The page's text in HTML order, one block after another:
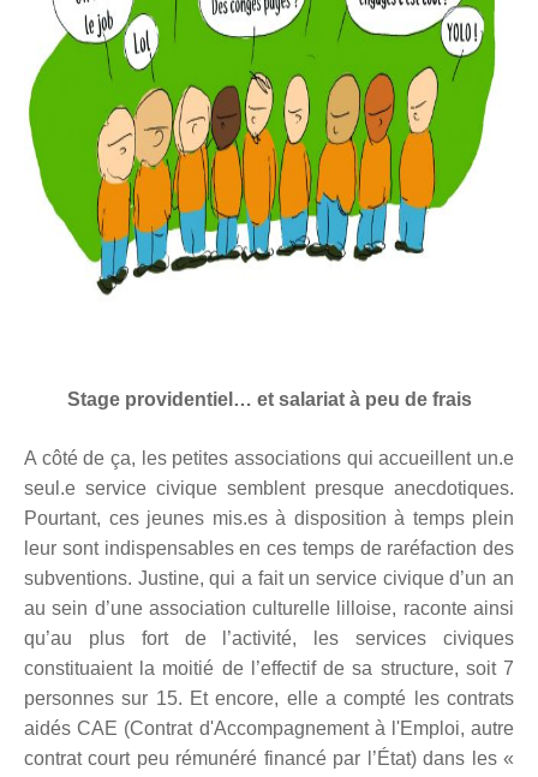
Stage providentiel… et salariat à peu de frais
A côté de ça, les petites associations qui accueillent un.e
seul.e service civique semblent presque anecdotiques.
Pourtant, ces jeunes mis.es à disposition à temps plein
leur sont indispensables en ces temps de raréfaction des
subventions. Justine, qui a fait un service civique d’un an
au sein d’une association culturelle lilloise, raconte ainsi
qu’au plus fort de l’activité, les services civiques
constituaient la moitié de l’effectif de sa structure, soit 7
personnes sur 15. Et encore, elle a compté les contrats
aidés CAE (Contrat d'Accompagnement à l'Emploi, autre
contrat court peu rémunéré financé par l’État) dans les «